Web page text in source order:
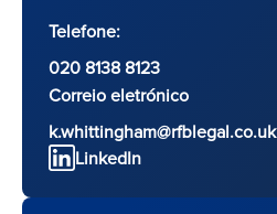
Telefone:
020 8138 8123
Correio eletrónico
k.whittingham@rfblegal.co.uk
LinkedIn